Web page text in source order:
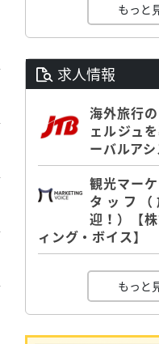
もっと
求人情報
海外旅行
ェルジュ
ーバルアシ
観光マー
タッフ
迎！）【
ィング・ボイス】
もっと